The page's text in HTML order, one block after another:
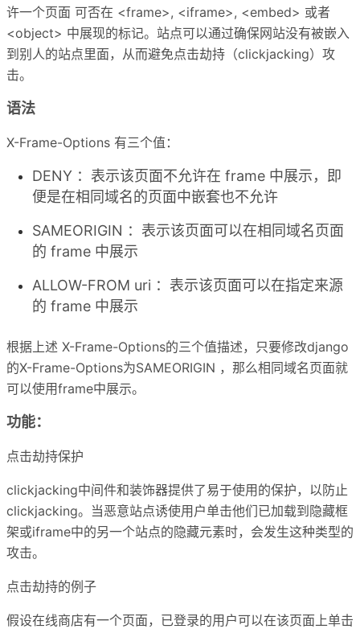
许一个页面 可否在 <frame>, <iframe>, <embed> 或者
<object> 中展现的标记。站点可以通过确保网站没有被嵌入
到别人的站点里面，从而避免点击劫持（clickjacking）攻
击。
语法
X-Frame-Options 有三个值：
DENY ：表示该页面不允许在 frame 中展示，即
便是在相同域名的页面中嵌套也不允许
SAMEORIGIN ：表示该页面可以在相同域名页面
的 frame 中展示
ALLOW-FROM uri ：表示该页面可以在指定来源
的 frame 中展示
根据上述 X-Frame-Options的三个值描述，只要修改django
的X-Frame-Options为SAMEORIGIN ，那么相同域名页面就
可以使用frame中展示。
功能：
点击劫持保护
clickjacking中间件和装饰器提供了易于使用的保护，以防止
clickjacking。当恶意站点诱使用户单击他们已加载到隐藏框
架或iframe中的另一个站点的隐藏元素时，会发生这种类型的
攻击。
点击劫持的例子
假设在线商店有一个页面，已登录的用户可以在该页面上单击